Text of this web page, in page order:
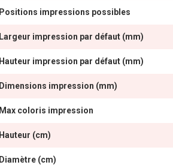
Positions impressions possibles
Largeur impression par défaut (mm)
Hauteur impression par défaut (mm)
Dimensions impression (mm)
Max coloris impression
Hauteur (cm)
Diamètre (cm)